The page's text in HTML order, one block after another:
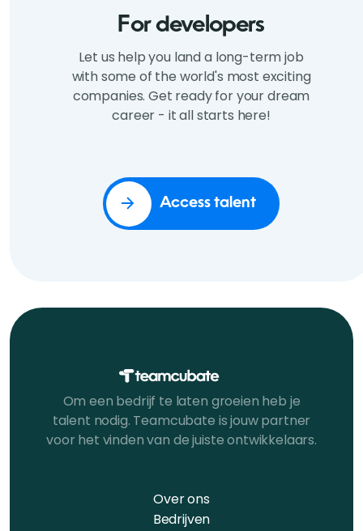
For developers
Let us help you land a long-term job
with some of the world's most exciting
companies. Get ready for your dream
career - it all starts here!
Access talent
Om een bedrijf te laten groeien heb je
talent nodig. Teamcubate is jouw partner
voor het vinden van de juiste ontwikkelaars.
Over ons
Bedrijven